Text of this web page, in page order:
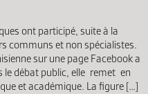
ont participé, suite à la
communs et non spécialistes.
sur une page Facebook a
le débat public, elle remet en
et académique. La figure […]